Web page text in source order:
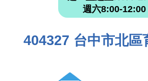
週六8:00-12:00
404327 台中市北區